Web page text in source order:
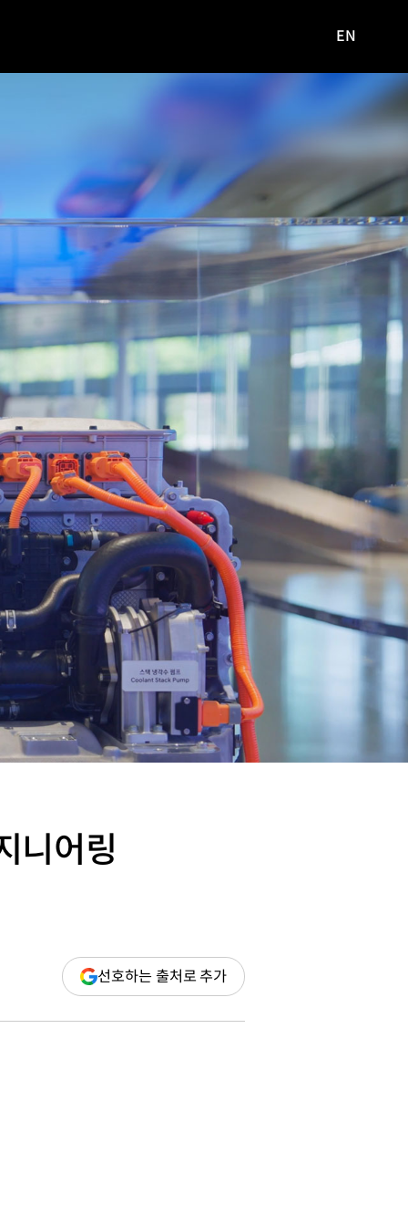
사이트로
EN
니어링
선호하는 출처로 추가(새
창
열림)